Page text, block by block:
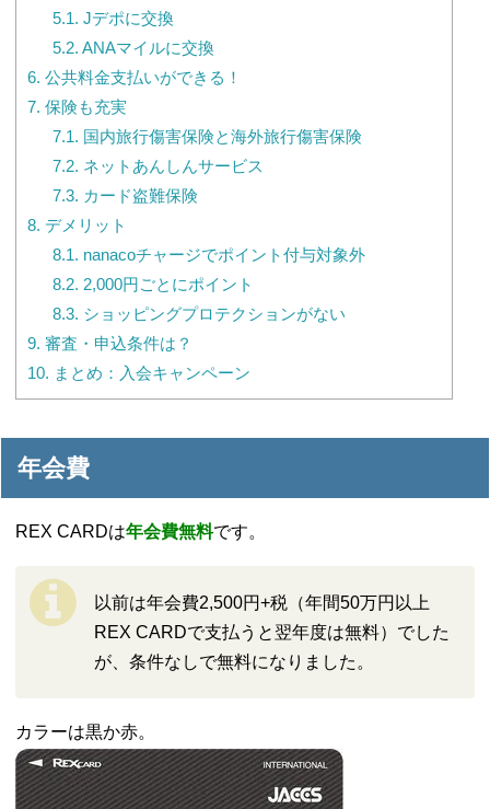
5.1. Jデポに交換
5.2. ANAマイルに交換
6. 公共料金支払いができる！
7. 保険も充実
7.1. 国内旅行傷害保険と海外旅行傷害保険
7.2. ネットあんしんサービス
7.3. カード盗難保険
8. デメリット
8.1. nanacoチャージでポイント付与対象外
8.2. 2,000円ごとにポイント
8.3. ショッピングプロテクションがない
9. 審査・申込条件は？
10. まとめ：入会キャンペーン
年会費
REX CARDは年会費無料です。
以前は年会費2,500円+税（年間50万円以上
REX CARDで支払うと翌年度は無料）でした
が、条件なしで無料になりました。
カラーは黒か赤。